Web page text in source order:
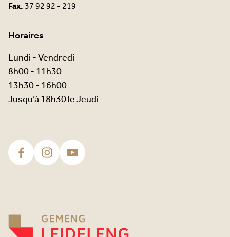
Fax.37 92 92 - 219
Horaires
Lundi - Vendredi
8h00 - 11h30
13h30 - 16h00
Jusqu’à 18h30 le Jeudi